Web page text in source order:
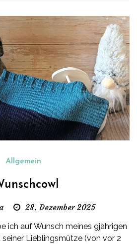
Allgemein
28. Dezember 2025
ich auf Wunsch meines 9jährigen
seiner Lieblingsmütze (von vor 2